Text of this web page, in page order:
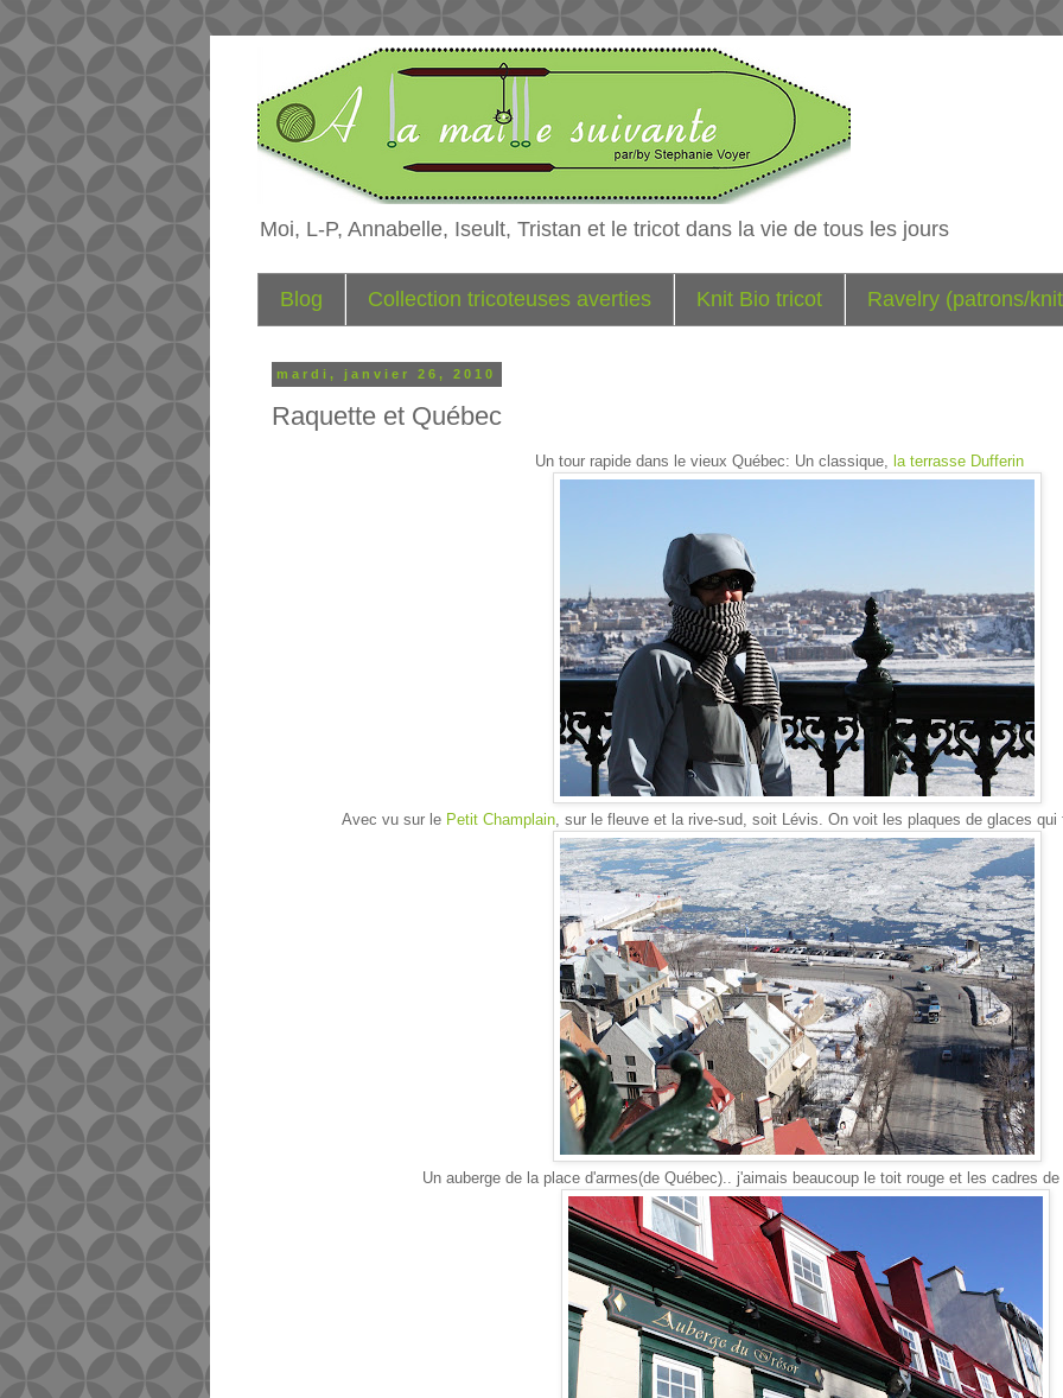
Moi, L-P, Annabelle, Iseult, Tristan et le tricot dans la vie de tous les jours
Blog Collection tricoteuses averties Knit Bio tricot Ravelry (patrons/
mardi, janvier 26, 2010
Raquette et Québec
Un tour rapide dans le vieux Québec: Un classique, la terrasse Dufferin
Avec vu sur le Petit Champlain, sur le fleuve et la rive-sud, soit Lévis. On voit les plaques de glaces
Un auberge de la place d'armes(de Québec).. j'aimais beaucoup le toit rouge et les cadres